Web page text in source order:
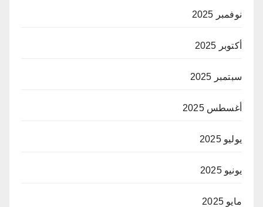
نوفمبر 2025
أكتوبر 2025
سبتمبر 2025
أغسطس 2025
يوليو 2025
يونيو 2025
مايو 2025